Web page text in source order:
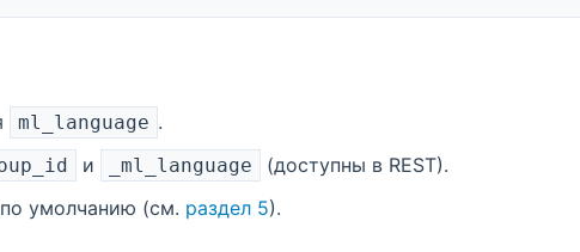
ml_language .
и _ml_language
(доступны в REST).
умолчанию (см. раздел 5).